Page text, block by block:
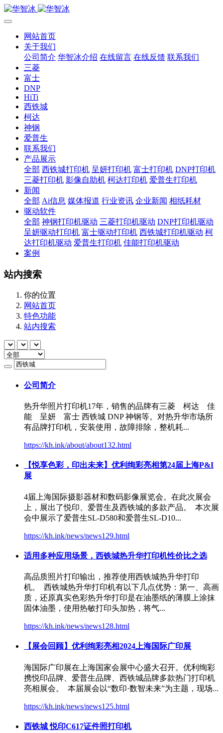
网站首页
关于我们
公司简介 华智冰介绍 在线留言 在线反馈 联系我们
三菱
富士
DNP
HiTi
西铁城
柯达
神钢
爱普生
联系我们
产品展示
全部 西铁城打印机 呈妍打印机 富士打印机 DNP打印机
三菱打印机 影像自助机 柯达打印机 爱普生打印机
新闻
全部 Ai信息 媒体报道 行业资讯 企业新闻 相纸耗材
驱动软件
全部 神钢打印机驱动 三菱打印机驱动 DNP打印机驱动
呈妍驱动打印机 富士驱动打印机 西铁城打印机驱动 柯
达打印机驱动 爱普生打印机 佳能打印机驱动
案例
站内搜索
你的位置
网站首页
特色功能
站内搜索
公司简介
热升华照片打印机17年，销售的品牌有三菱 柯达 佳
能 呈妍 富士 西铁城 DNP 神钢等。对热升华市场所
有品牌打印机，安装使用，故障排除，整机耗...
https://kh.ink/about/about132.html
【悦享色彩，印出未来】优利绚彩亮相第24届上海P&I
展
4届上海国际摄影器材和数码影像展览会。在此次展会
上，展出了悦印、爱普生及西铁城的多款产品。 本次展
会中展示了爱普生SL-D580和爱普生SL-D10...
https://kh.ink/news/news129.html
适用多种应用场景， 西铁城热升华打印机性价比之选
高品质照片打印输出，推荐使用西铁城热升华打印
机。 西铁城热升华打印机有以下几点优势：第一、高画
质，还原真实色彩热升华打印是在油墨纸的薄膜上涂抹
固体油墨，使用热敏打印头加热，将气...
https://kh.ink/news/news128.html
【展会回顾】优利绚彩亮相2024上海国际广印展
海国际广印展在上海国家会展中心盛大召开。优利绚彩
携悦印品牌、爱普生品牌、 西铁城品牌多款热门打印机
亮相展会。 本届展会以“数印·数智未来”为主题，现场...
https://kh.ink/news/news125.html
西铁城悦印C617证件照打印机